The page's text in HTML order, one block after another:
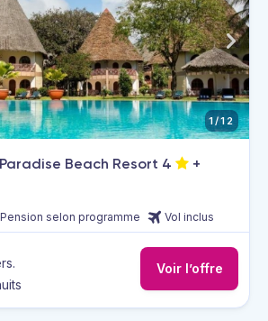
1/12
Beach Resort 4
+
Pension selon programme Vol inclus
Voir l’offre